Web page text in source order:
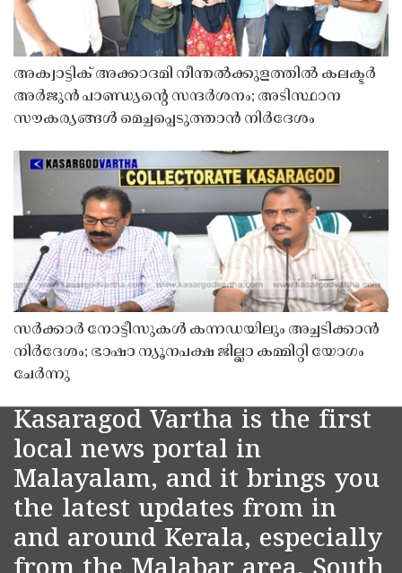
അക്വാട്ടിക് അക്കാദമി നീന്തൽക്കുളത്തിൽ കലക്ടർ
അർജുൻ പാണ്ഡ്യൻ്റെ സന്ദർശനം; അടിസ്ഥാന
സൗകര്യങ്ങൾ മെച്ചപ്പെടുത്താൻ നിർദേശം
സർക്കാർ നോട്ടീസുകൾ കന്നഡയിലും അച്ചടിക്കാൻ
നിർദേശം; ഭാഷാ ന്യൂനപക്ഷ ജില്ലാ കമ്മിറ്റി യോഗം
ചേർന്നു
Kasaragod Vartha is the first
local news portal in
Malayalam, and it brings you
the latest updates from in
and around Kerala, especially